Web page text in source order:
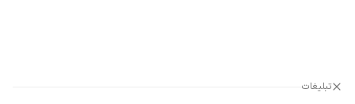
تبلیغات